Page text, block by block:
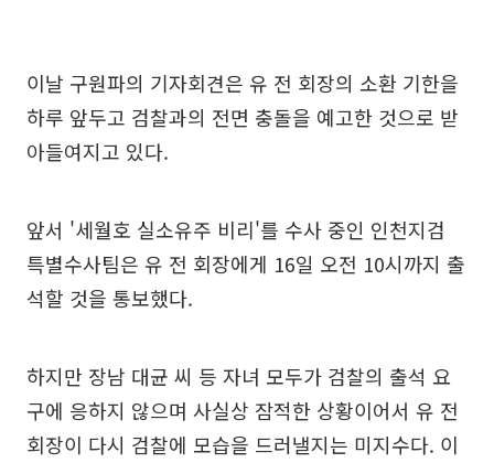
이날 구원파의 기자회견은 유 전 회장의 소환 기한을
하루 앞두고 검찰과의 전면 충돌을 예고한 것으로 받
아들여지고 있다.
앞서 '세월호 실소유주 비리'를 수사 중인 인천지검
특별수사팀은 유 전 회장에게 16일 오전 10시까지 출
석할 것을 통보했다.
하지만 장남 대균 씨 등 자녀 모두가 검찰의 출석 요
구에 응하지 않으며 사실상 잠적한 상황이어서 유 전
회장이 다시 검찰에 모습을 드러낼지는 미지수다. 이